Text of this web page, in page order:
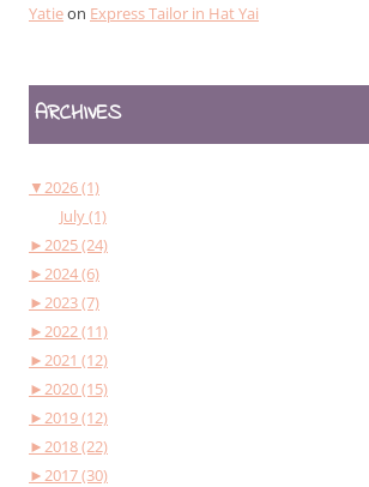
Yatieon Express Tailor in Hat Yai
ARCHIVES
▼2026 (1)
July (1)
►2025 (24)
►2024 (6)
►2023 (7)
►2022 (11)
►2021 (12)
►2020 (15)
►2019 (12)
►2018 (22)
►2017 (30)